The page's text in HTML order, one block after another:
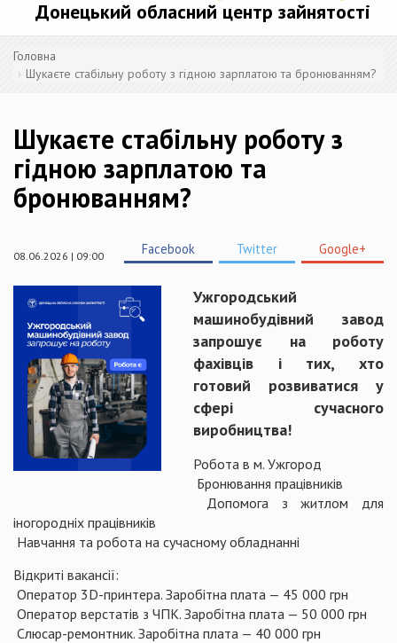
Донецький обласний центр зайнятості
Головна
Шукаєте стабільну роботу з гідною зарплатою та бронюванням?
Шукаєте стабільну роботу з
гідною зарплатою та
бронюванням?
08.06.2026 | 09:00 Facebook Twitter Google+
Ужгородський
машинобудівний завод
запрошує на роботу
фахівців і тих, хто
готовий розвиватися у
сфері сучасного
виробництва!
Робота в м. Ужгород
Бронювання працівників
Допомога з житлом для
іногородніх працівників
Навчання та робота на сучасному обладнанні
Відкриті вакансії:
Оператор 3D-принтера. Заробітна плата — 45 000 грн
Оператор верстатів з ЧПК. Заробітна плата — 50 000 грн
Слюсар-ремонтник. Заробітна плата — 40 000 грн